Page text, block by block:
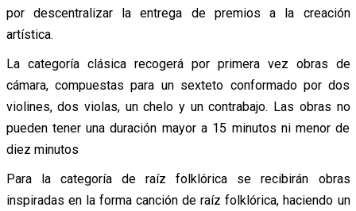
por descentralizar la entrega de premios a la creación
artística.
La categoría clásica recogerá por primera vez obras de
cámara, compuestas para un sexteto conformado por dos
violines, dos violas, un chelo y un contrabajo. Las obras no
pueden tener una duración mayor a 15 minutos ni menor de
diez minutos
Para la categoría de raíz folklórica se recibirán obras
inspiradas en la forma canción de raíz folklórica, haciendo un